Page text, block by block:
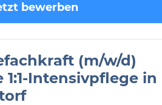
bewerben
(m/w/d)
1:1-Intensivpflege in